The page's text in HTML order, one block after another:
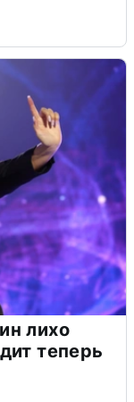
лихо
теперь